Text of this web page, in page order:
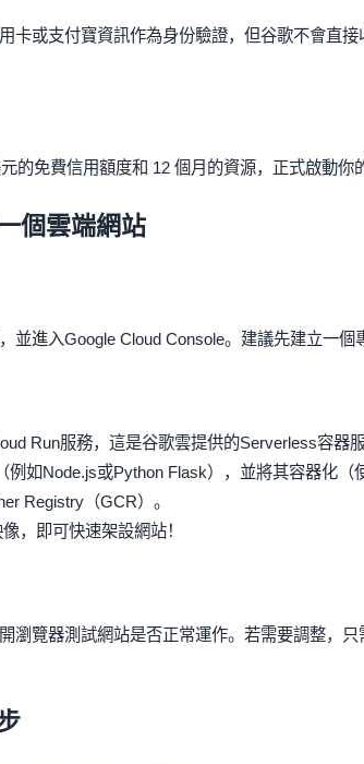
卡或支付寶資訊作為身份驗證，但谷歌不會直
的免費信用額度和 12 個月的資源，正式啟動你
個雲端網站
並進入Google Cloud Console。建議先建立一個
Run服務，這是谷歌雲提供的Serverless容器
例如Node.js或Python Flask），並將其容器化（
Registry（GCR）。
，即可快速架設網站！
瀏覽器測試網站是否正常運作。若需要調整，